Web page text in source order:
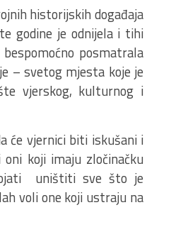
historijskih događaja
godine je odnijela i tihi
posmatrala
– svetog mjesta koje je
vjerskog, kulturnog i
će vjernici biti iskušani i
koji imaju zločinačku
uništiti sve što je
voli one koji ustraju na